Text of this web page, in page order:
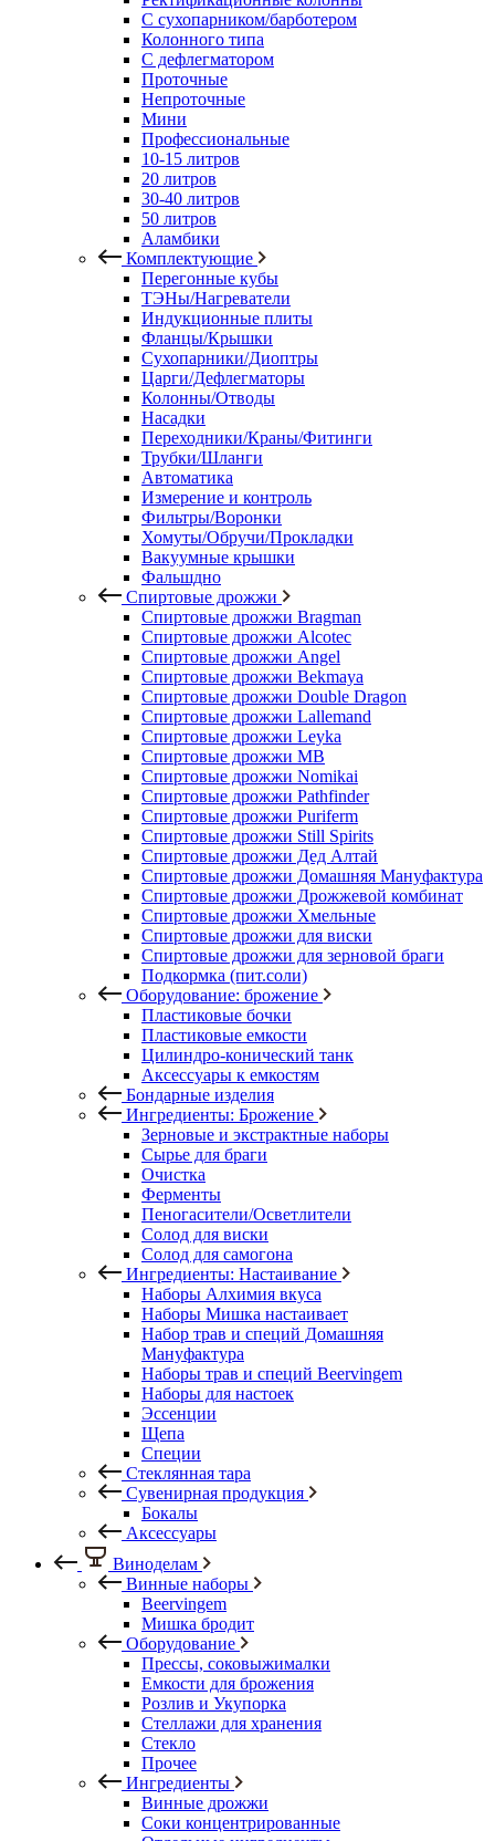
С сухопарником/барботером
Колонного типа
С дефлегматором
Проточные
Непроточные
Мини
Профессиональные
10-15 литров
20 литров
30-40 литров
50 литров
Аламбики
Комплектующие
Перегонные кубы
ТЭНы/Нагреватели
Индукционные плиты
Фланцы/Крышки
Сухопарники/Диоптры
Царги/Дефлегматоры
Колонны/Отводы
Насадки
Переходники/Краны/Фитинги
Трубки/Шланги
Автоматика
Измерение и контроль
Фильтры/Воронки
Хомуты/Обручи/Прокладки
Вакуумные крышки
Фальшдно
Спиртовые дрожжи
Спиртовые дрожжи Bragman
Спиртовые дрожжи Alcotec
Спиртовые дрожжи Angel
Спиртовые дрожжи Bekmaya
Спиртовые дрожжи Double Dragon
Спиртовые дрожжи Lallemand
Спиртовые дрожжи Leyka
Спиртовые дрожжи MB
Спиртовые дрожжи Nomikai
Спиртовые дрожжи Pathfinder
Спиртовые дрожжи Puriferm
Спиртовые дрожжи Still Spirits
Спиртовые дрожжи Дед Алтай
Спиртовые дрожжи Домашняя Мануфактура
Спиртовые дрожжи Дрожжевой комбинат
Спиртовые дрожжи Хмельные
Спиртовые дрожжи для виски
Спиртовые дрожжи для зерновой браги
Подкормка (пит.соли)
Оборудование: брожение
Пластиковые бочки
Пластиковые емкости
Цилиндро-конический танк
Аксессуары к емкостям
Бондарные изделия
Ингредиенты: Брожение
Зерновые и экстрактные наборы
Сырье для браги
Очистка
Ферменты
Пеногасители/Осветлители
Солод для виски
Солод для самогона
Ингредиенты: Настаивание
Наборы Алхимия вкуса
Наборы Мишка настаивает
Набор трав и специй Домашняя
Мануфактура
Наборы трав и специй Beervingem
Наборы для настоек
Эссенции
Щепа
Специи
Стеклянная тара
Сувенирная продукция
Бокалы
Аксессуары
Виноделам
Винные наборы
Beervingem
Мишка бродит
Оборудование
Прессы, соковыжималки
Емкости для брожения
Розлив и Укупорка
Стеллажи для хранения
Стекло
Прочее
Ингредиенты
Винные дрожжи
Соки концентрированные